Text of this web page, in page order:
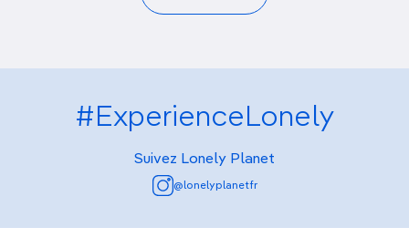
#ExperienceLonely
Suivez Lonely Planet
@lonelyplanetfr